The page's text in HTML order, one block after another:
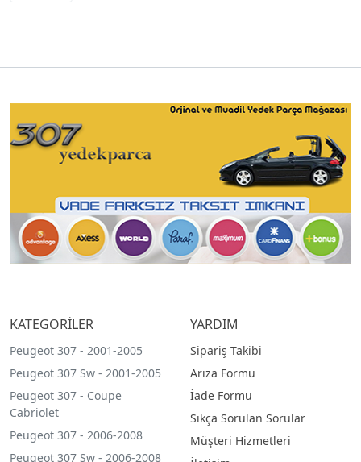
KATEGORİLER
Peugeot 307 - 2001-2005
Peugeot 307 Sw - 2001-2005
Peugeot 307 - Coupe
Cabriolet
Peugeot 307 - 2006-2008
Peugeot 307 Sw - 2006-2008
YARDIM
Sipariş Takibi
Arıza Formu
İade Formu
Sıkça Sorulan Sorular
Müşteri Hizmetleri